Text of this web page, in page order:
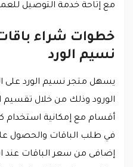
مع إتاحة خدمة التوصيل
خطوات شراء
نسيم الورد
يسهل متجر نسيم الورد على
الورود وذلك من خلال تقسيم
في طلب الباقات والحصول
إضافى من سعر الباقات عند